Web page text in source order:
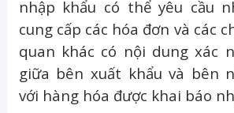
nhập khẩu có thể yêu cầu
cung cấp các hóa đơn và các
quan khác có nội dung xác
giữa bên xuất khẩu và bên
với hàng hóa được khai báo